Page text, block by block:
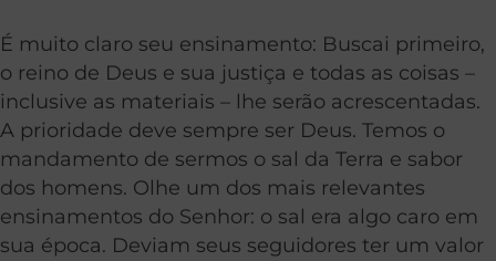
É muito claro seu ensinamento: Buscai primeiro,
o reino de Deus e sua justiça e todas as coisas –
inclusive as materiais – lhe serão acrescentadas.
A prioridade deve sempre ser Deus. Temos o
mandamento de sermos o sal da Terra e sabor
dos homens. Olhe um dos mais relevantes
ensinamentos do Senhor: o sal era algo caro em
sua época. Deviam seus seguidores ter um valor